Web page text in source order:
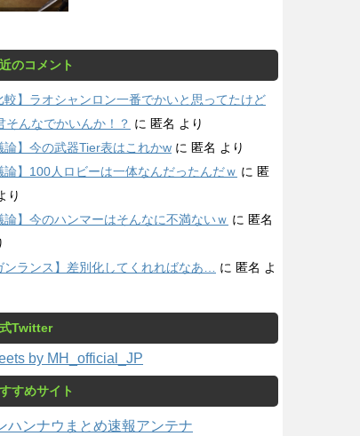
のコメント
較】ラオシャンロン一番でかいと思ってたけど
そんなでかいんか！？ に 匿名 より
論】今の武器Tier表はこれかw に 匿名 より
論】100人ロビーは一体なんだったんだｗ に 匿
り
論】今のハンマーはそんなに不満ないｗ に 匿名
ンランス】差別化してくれればなあ…
に 匿名 よ
Twitter
by MH_official_JP
すめサイト
ハンナウまとめ速報アンテナ